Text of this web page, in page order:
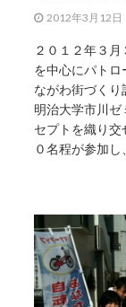
2012年3月12日
２０１２年３
を中心にパト
ながわ街づく
明治大学市川
セプトを織り交
０名程が参加し